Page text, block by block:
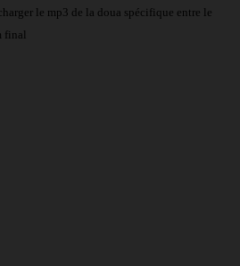
le mp3 de la doua spécifique entre le
final